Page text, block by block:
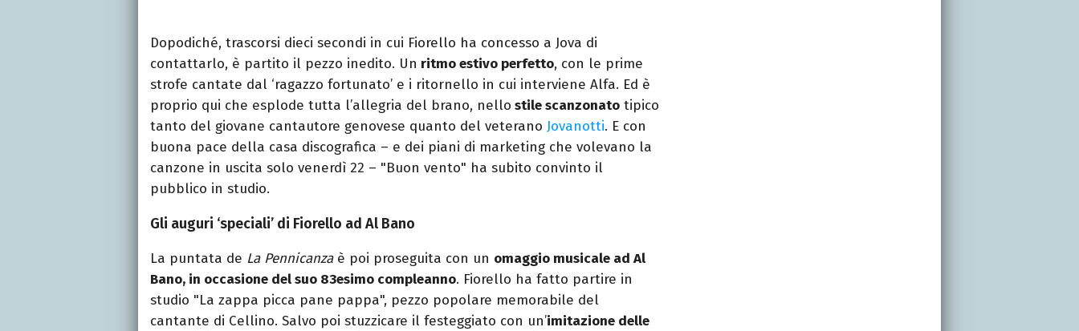
Dopodiché, trascorsi dieci secondi in cui Fiorello ha concesso a Jova di
contattarlo, è partito il pezzo inedito. Un ritmo estivo perfetto, con le prime
strofe cantate dal ‘ragazzo fortunato’ e i ritornello in cui interviene Alfa. Ed è
proprio qui che esplode tutta l’allegria del brano, nello stile scanzonato tipico
tanto del giovane cantautore genovese quanto del veterano Jovanotti. E con
buona pace della casa discografica – e dei piani di marketing che volevano la
canzone in uscita solo venerdì 22 – "Buon vento" ha subito convinto il
pubblico in studio.
Gli auguri ‘speciali’ di Fiorello ad Al Bano
La puntata de La Pennicanzaè poi proseguita con un omaggio musicale ad Al
Bano, in occasione del suo 83esimo compleanno. Fiorello ha fatto partire in
studio "La zappa picca pane pappa", pezzo popolare memorabile del
cantante di Cellino. Salvo poi stuzzicare il festeggiato con un’imitazione delle